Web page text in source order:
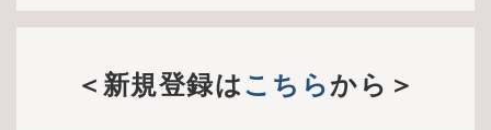
＜新規登録はこちらから＞